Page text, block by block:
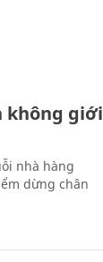
không giới
nhà hàng
dừng chân